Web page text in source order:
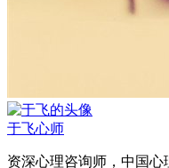
于飞心师
资深心理咨询师，中国心